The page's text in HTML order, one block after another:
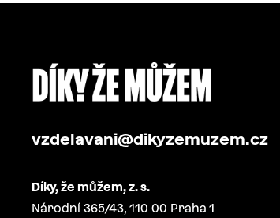
vzdelavani@dikyzemuzem.cz
Díky, že můžem, z. s.
Národní 365/43, 110 00 Praha 1